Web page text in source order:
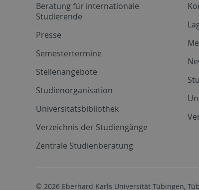
Beratung für internationale
Studierende
Presse
Semestertermine
Stellenangebote
Studienorganisation
Universitätsbibliothek
Verzeichnis der Studiengänge
Zentrale Studienberatung
© 2026 Eberhard Karls Universität Tübingen,